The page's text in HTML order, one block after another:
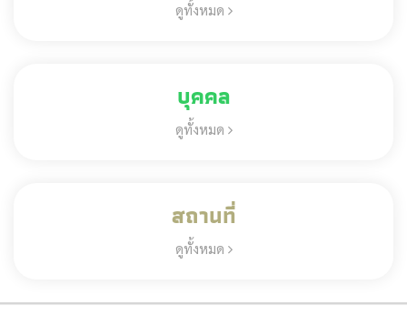
ดูทั้งหมด
บุคคล
ดูทั้งหมด
สถานที่
ดูทั้งหมด